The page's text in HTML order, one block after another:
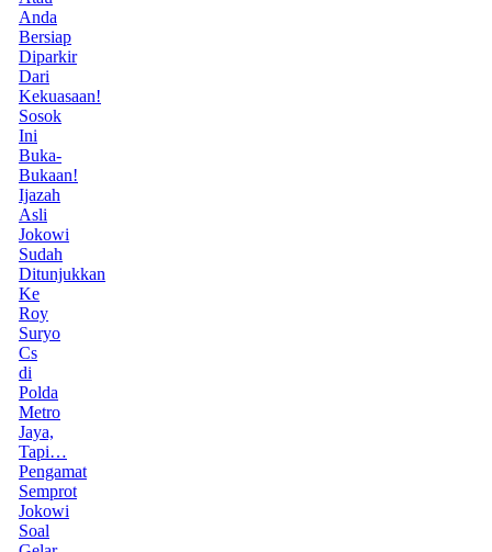
Anda
Bersiap
Diparkir
Dari
Kekuasaan!
Sosok
Ini
Buka-
Bukaan!
Ijazah
Asli
Jokowi
Sudah
Ditunjukkan
Ke
Roy
Suryo
Cs
di
Polda
Metro
Jaya,
Tapi…
Pengamat
Semprot
Jokowi
Soal